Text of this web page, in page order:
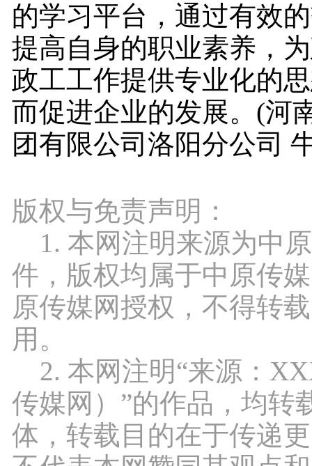
的学习平台，通过有效
提高自身的职业素养，
政工工作提供专业化的
而促进企业的发展。(河
团有限公司洛阳分公司
版权与免责声明：
1. 本网注明来源为中
件，版权均属于中原传
原传媒网授权，不得转
用。
2. 本网注明“来源：
传媒网）”的作品，均转
体，转载目的在于传递